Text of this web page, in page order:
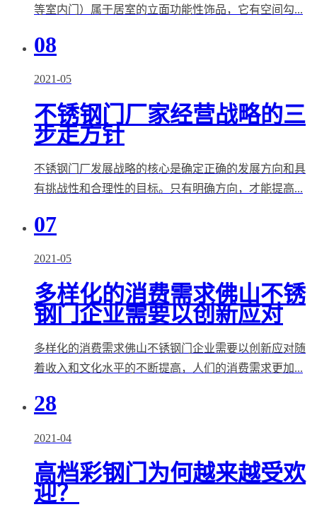
等室内门）属于居室的立面功能性饰品，它有空间勾...
08
2021-05
不锈钢门厂家经营战略的三
步走方针
不锈钢门厂发展战略的核心是确定正确的发展方向和具
有挑战性和合理性的目标。只有明确方向，才能提高...
07
2021-05
多样化的消费需求佛山不锈
钢门企业需要以创新应对
多样化的消费需求佛山不锈钢门企业需要以创新应对随
着收入和文化水平的不断提高，人们的消费需求更加...
28
2021-04
高档彩钢门为何越来越受欢
迎？